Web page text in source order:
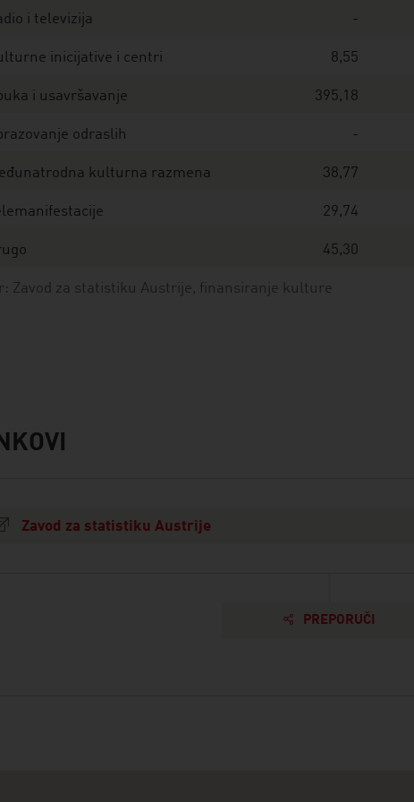
Zavod za statistiku Austrije, finansiranje kulture
i televizija -
inicijative i centri 8,55
i usavršavanje 395,18
odraslih -
kulturna razmena 38,77
29,74
45,30
Zavod za statistiku Austrije
PREPORUČI